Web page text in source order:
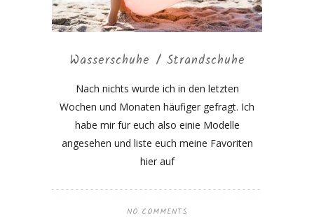
Wasserschuhe / Strandschuhe
Nach nichts wurde ich in den letzten
Wochen und Monaten häufiger gefragt. Ich
habe mir für euch also einie Modelle
angesehen und liste euch meine Favoriten
hier auf
NO COMMENTS